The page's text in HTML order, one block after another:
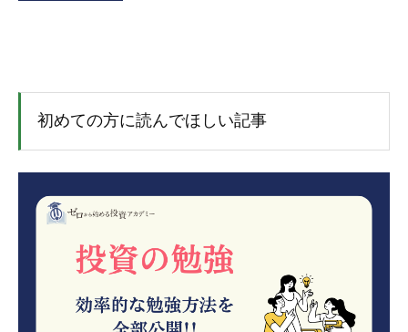
初めての方に読んでほしい記事